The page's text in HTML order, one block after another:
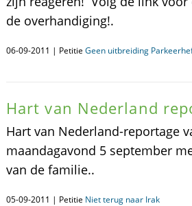
de overhandiging!.
06-09-2011 | Petitie Geen uitbreiding
Hart van Nederland
Hart van Nederland-reportage
maandagavond 5 september
van de familie..
05-09-2011 | Petitie Niet terug naar Irak